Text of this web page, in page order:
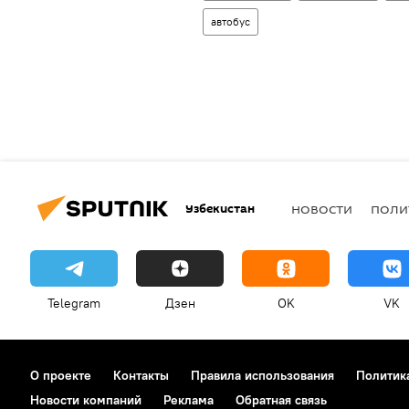
автобус
Узбекистан НОВОСТИ
Telegram Дзен OK VK
О проекте Контакты Правила использования
Новости компаний
Реклама Обратная связь